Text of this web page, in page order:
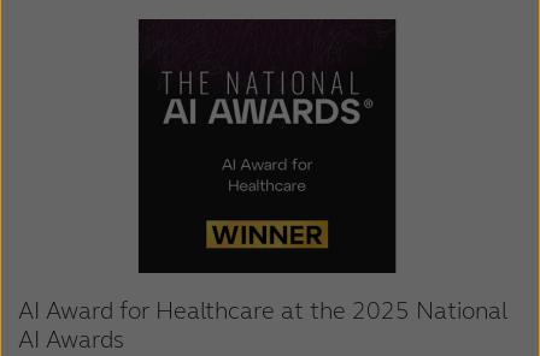
AI Award for Healthcare at the 2025 National
AI Awards